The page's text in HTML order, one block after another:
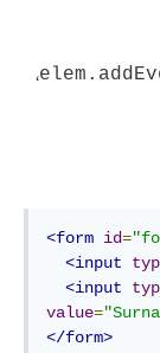
،
<form id=
<input
<input
value=
</form>